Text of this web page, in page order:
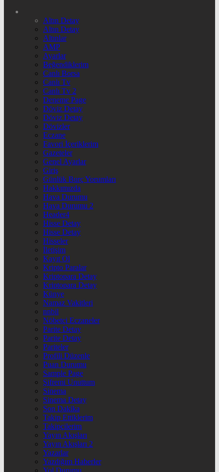
Altın Detay
Altın Detay
Altınlar
AMP
Ayarlar
Beğendiklerim
Canlı Borsa
Canlı Tv
Canlı Tv 2
Deneme Page
Döviz Detay
Döviz Detay
Dövizler
Eczane
Favori İçeriklerim
Gazeteler
Genel Ayarlar
Giriş
Günlük Burç Yorumları
Hakkımızda
Hava Durumu
Hava Durumu 2
Header4
Hisse Detay
Hisse Detay
Hisseler
İletişim
Kayıt Ol
Kripto Paralar
Kriptopara Detay
Kriptopara Detay
Künye
Namaz Vakitleri
nnbil
Nöbetçi Eczaneler
Parite Detay
Parite Detay
Pariteler
Profili Düzenle
Puan Durumu
Sample Page
Şifremi Unuttum
Sinema
Sinema Detay
Son Dakika
Takip Ettiklerim
Takipçilerim
Yayın Akışları
Yayın Akışları 2
Yazarlar
Yazdığım Haberler